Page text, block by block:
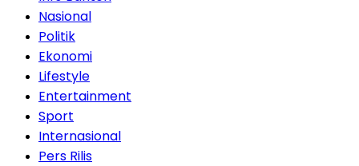
Nasional
Politik
Ekonomi
Lifestyle
Entertainment
Sport
Internasional
Pers Rilis